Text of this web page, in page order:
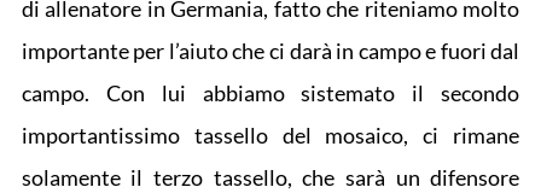
di allenatore in Germania, fatto che riteniamo molto
importante per l’aiuto che ci darà in campo e fuori dal
campo. Con lui abbiamo sistemato il secondo
importantissimo tassello del mosaico, ci rimane
solamente il terzo tassello, che sarà un difensore